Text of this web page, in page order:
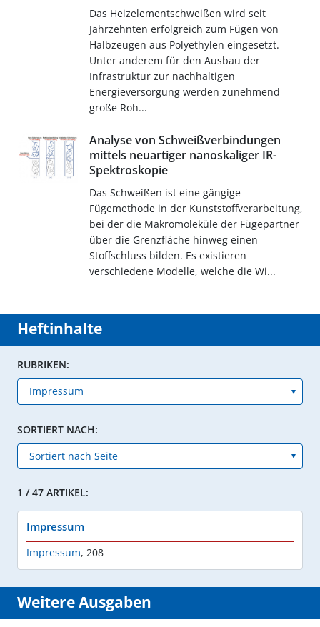
Das Heizelementschweißen wird seit
Jahrzehnten erfolgreich zum Fügen von
Halbzeugen aus Polyethylen eingesetzt.
Unter anderem für den Ausbau der
Infrastruktur zur nachhaltigen
Energieversorgung werden zunehmend
große Roh...
Analyse von Schweißverbindungen
mittels neuartiger nanoskaliger IR-
Spektroskopie
Das Schweißen ist eine gängige
Fügemethode in der Kunststoffverarbeitung,
bei der die Makromoleküle der Fügepartner
über die Grenzfläche hinweg einen
Stoffschluss bilden. Es existieren
verschiedene Modelle, welche die Wi...
Heftinhalte
RUBRIKEN:
SORTIERT NACH:
1 / 47 ARTIKEL:
Impressum
Impressum, 208
Weitere Ausgaben